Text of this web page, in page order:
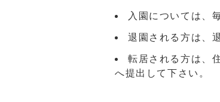
入園については、
退園される方は、
転居される方は、
へ提出して下さい。